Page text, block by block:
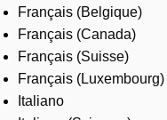
Français (Belgique)
Français (Canada)
Français (Suisse)
Français (Luxembourg)
Italiano